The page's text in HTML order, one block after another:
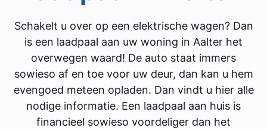
Schakelt u over op een elektrische wagen? Dan
is een laadpaal aan uw woning in Aalter het
overwegen waard! De auto staat immers
sowieso af en toe voor uw deur, dan kan u hem
evengoed meteen opladen. Dan vindt u hier alle
nodige informatie. Een laadpaal aan huis is
financieel sowieso voordeliger dan het